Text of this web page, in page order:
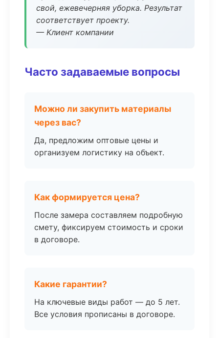
свой, ежевечерняя уборка. Результат
соответствует проекту.
— Клиент компании
Часто задаваемые вопросы
Можно ли закупить материалы
через вас?
Да, предложим оптовые цены и
организуем логистику на объект.
Как формируется цена?
После замера составляем подробную
смету, фиксируем стоимость и сроки
в договоре.
Какие гарантии?
На ключевые виды работ — до 5 лет.
Все условия прописаны в договоре.